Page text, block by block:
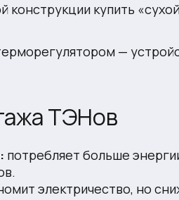
конструкции купить
—
ТЭНов
потребляет больше
электричество, но